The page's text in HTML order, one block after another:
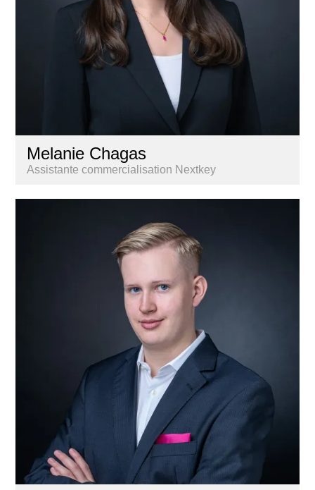
Melanie Chagas
Assistante commercialisation Nextkey